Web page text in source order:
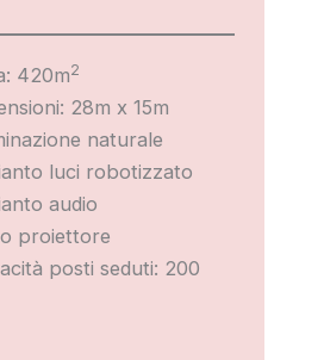
420m2
28m x 15m
naturale
luci robotizzato
audio
proiettore
posti seduti: 200